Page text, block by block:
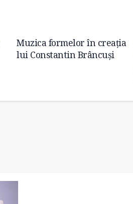
Muzica formelor în creația
lui Constantin Brâncuși